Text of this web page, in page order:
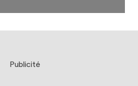
Publicité